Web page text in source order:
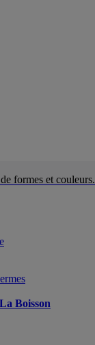
formes et couleurs.
Boisson